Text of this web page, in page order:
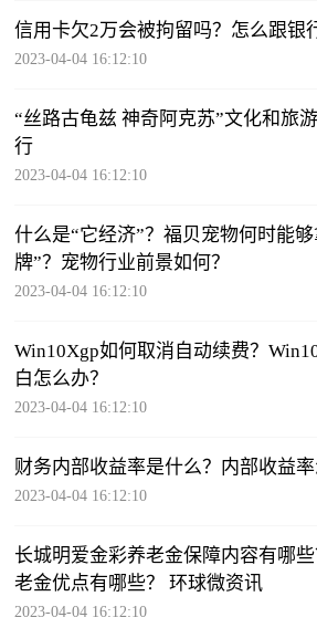
信用卡欠2万会被拘留吗？怎么跟银
2023-04-04 16:12:10
“丝路古龟兹 神奇阿克苏”文化和旅
行
2023-04-04 16:12:10
什么是“它经济”？福贝宠物何时能
牌”？宠物行业前景如何？
2023-04-04 16:12:10
Win10Xgp如何取消自动续费？
白怎么办？
2023-04-04 16:12:10
财务内部收益率是什么？内部收益率
2023-04-04 16:12:10
长城明爱金彩养老金保障内容有哪
老金优点有哪些？ 环球微资讯
2023-04-04 16:12:10